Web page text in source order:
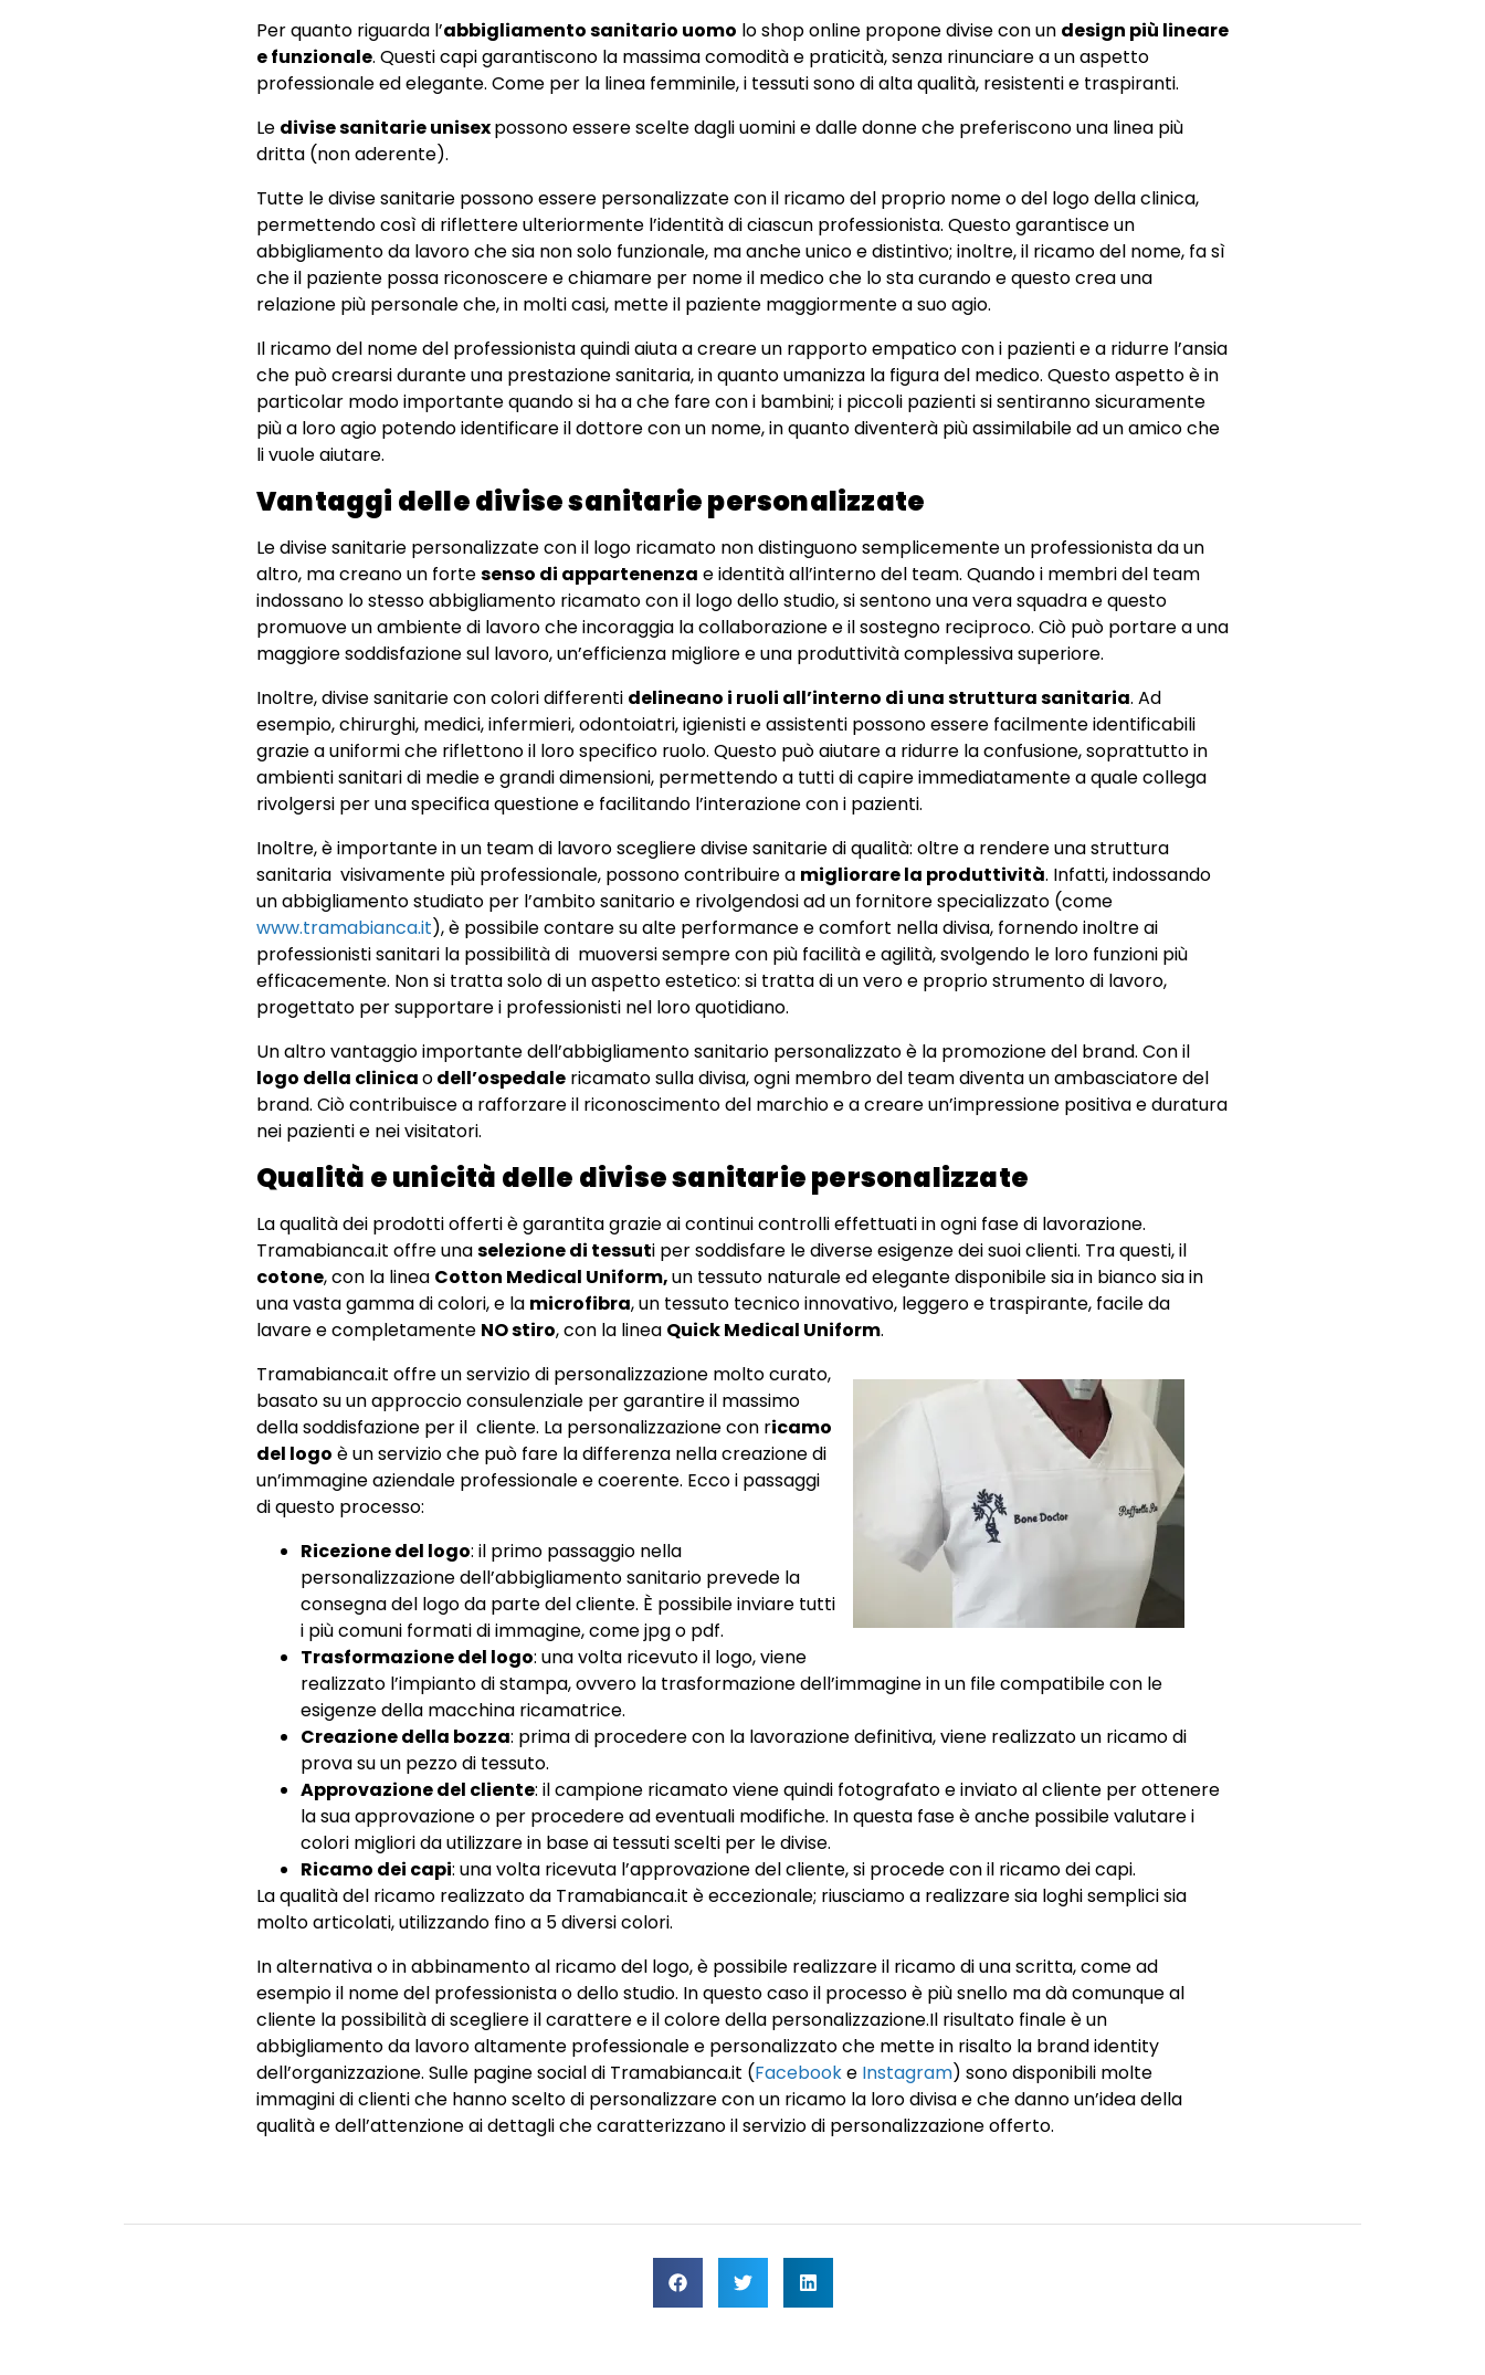
Per quanto riguarda l’abbigliamento sanitario uomo lo shop online propone divise con un design più lineare
e funzionale. Questi capi garantiscono la massima comodità e praticità, senza rinunciare a un aspetto
professionale ed elegante. Come per la linea femminile, i tessuti sono di alta qualità, resistenti e traspiranti.
Le divise sanitarie unisexpossono essere scelte dagli uomini e dalle donne che preferiscono una linea più
dritta (non aderente).
Tutte le divise sanitarie possono essere personalizzate con il ricamo del proprio nome o del logo della clinica,
permettendo così di riflettere ulteriormente l’identità di ciascun professionista. Questo garantisce un
abbigliamento da lavoro che sia non solo funzionale, ma anche unico e distintivo; inoltre, il ricamo del nome, fa sì
che il paziente possa riconoscere e chiamare per nome il medico che lo sta curando e questo crea una
relazione più personale che, in molti casi, mette il paziente maggiormente a suo agio.
Il ricamo del nome del professionista quindi aiuta a creare un rapporto empatico con i pazienti e a ridurre l’ansia
che può crearsi durante una prestazione sanitaria, in quanto umanizza la figura del medico. Questo aspetto è in
particolar modo importante quando si ha a che fare con i bambini; i piccoli pazienti si sentiranno sicuramente
più a loro agio potendo identificare il dottore con un nome, in quanto diventerà più assimilabile ad un amico che
li vuole aiutare.
Vantaggi delle divise sanitarie personalizzate
Le divise sanitarie personalizzate con il logo ricamato non distinguono semplicemente un professionista da un
altro, ma creano un fortesenso di appartenenza e identità all’interno del team. Quando i membri del team
indossano lo stesso abbigliamento ricamato con il logo dello studio, si sentono una vera squadra e questo
promuove un ambiente di lavoro che incoraggia la collaborazione e il sostegno reciproco. Ciò può portare a una
maggiore soddisfazione sul lavoro, un’efficienza migliore e una produttività complessiva superiore.
Inoltre, divise sanitarie con colori differenti delineano i ruoli all’interno di una struttura sanitaria. Ad
esempio, chirurghi, medici, infermieri, odontoiatri, igienisti e assistenti possono essere facilmente identificabili
grazie a uniformi che riflettono il loro specifico ruolo. Questo può aiutare a ridurre la confusione, soprattutto in
ambienti sanitari di medie e grandi dimensioni, permettendo a tutti di capire immediatamente a quale collega
rivolgersi per una specifica questione e facilitando l’interazione con i pazienti.
Inoltre, è importante in un team di lavoro scegliere divise sanitarie di qualità: oltre a rendere una struttura
sanitaria visivamente più professionale, possono contribuire a migliorare la produttività. Infatti, indossando
un abbigliamento studiato per l’ambito sanitario e rivolgendosi ad un fornitore specializzato (come
www.tramabianca.it), è possibile contare su alte performance e comfort nella divisa, fornendo inoltre ai
professionisti sanitari la possibilità di muoversi sempre con più facilità e agilità, svolgendo le loro funzioni più
efficacemente. Non si tratta solo di un aspetto estetico: si tratta di un vero e proprio strumento di lavoro,
progettato per supportare i professionisti nel loro quotidiano.
Un altro vantaggio importante dell’abbigliamento sanitario personalizzato è la promozione del brand. Con il
logo della clinicaodell’ospedale ricamato sulla divisa, ogni membro del team diventa un ambasciatore del
brand. Ciò contribuisce a rafforzare il riconoscimento del marchio e a creare un’impressione positiva e duratura
nei pazienti e nei visitatori.
Qualità e unicità delle divise sanitarie personalizzate
La qualità dei prodotti offerti è garantita grazie ai continui controlli effettuati in ogni fase di lavorazione.
Tramabianca.it offre unaselezione di tessuti per soddisfare le diverse esigenze dei suoi clienti. Tra questi, il
cotone, con la linea Cotton Medical Uniform,un tessuto naturale ed elegante disponibile sia in bianco sia in
una vasta gamma di colori, e la microfibra, un tessuto tecnico innovativo, leggero e traspirante, facile da
lavare e completamente NO stiro, con la linea Quick Medical Uniform.
Tramabianca.it offre un servizio di personalizzazione molto curato,
basato su un approccio consulenziale per garantire il massimo
della soddisfazione per il cliente. La personalizzazione con ricamo
del logo è un servizio che può fare la differenza nella creazione di
un’immagine aziendale professionale e coerente. Ecco i passaggi
di questo processo:
Ricezione del logo: il primo passaggio nella
personalizzazione dell’abbigliamento sanitario prevede la
consegna del logo da parte del cliente. È possibile inviare tutti
i più comuni formati di immagine, come jpg o pdf.
Trasformazione del logo: una volta ricevuto il logo, viene
realizzato l’impianto di stampa, ovvero la trasformazione dell’immagine in un file compatibile con le
esigenze della macchina ricamatrice.
Creazione della bozza: prima di procedere con la lavorazione definitiva, viene realizzato un ricamo di
prova su un pezzo di tessuto.
Approvazione del cliente: il campione ricamato viene quindi fotografato e inviato al cliente per ottenere
la sua approvazione o per procedere ad eventuali modifiche. In questa fase è anche possibile valutare i
colori migliori da utilizzare in base ai tessuti scelti per le divise.
Ricamo dei capi: una volta ricevuta l’approvazione del cliente, si procede con il ricamo dei capi.
La qualità del ricamo realizzato da Tramabianca.it è eccezionale; riusciamo a realizzare sia loghi semplici sia
molto articolati, utilizzando fino a 5 diversi colori.
In alternativa o in abbinamento al ricamo del logo, è possibile realizzare il ricamo di una scritta, come ad
esempio il nome del professionista o dello studio. In questo caso il processo è più snello ma dà comunque al
cliente la possibilità di scegliere il carattere e il colore della personalizzazione.Il risultato finale è un
abbigliamento da lavoro altamente professionale e personalizzato che mette in risalto la brand identity
dell’organizzazione. Sulle pagine social di Tramabianca.it (Facebooke Instagram) sono disponibili molte
immagini di clienti che hanno scelto di personalizzare con un ricamo la loro divisa e che danno un’idea della
qualità e dell’attenzione ai dettagli che caratterizzano il servizio di personalizzazione offerto.